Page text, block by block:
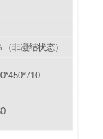
非凝结状态）